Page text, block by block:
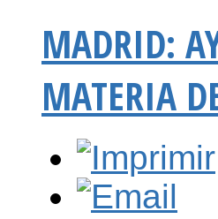
MADRID:
MATERIA